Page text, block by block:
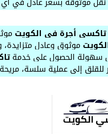
تاكسي أجرة في الكويت
موثوق وعادل متزايدة،
سهولة الحصول على خدمة
للقلق إلى عملية سلسة،